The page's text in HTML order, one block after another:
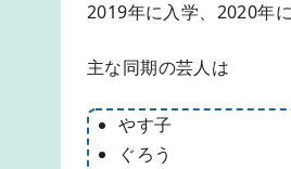
2019年に入学、2020年
主な同期の芸人は
やす子
ぐろう